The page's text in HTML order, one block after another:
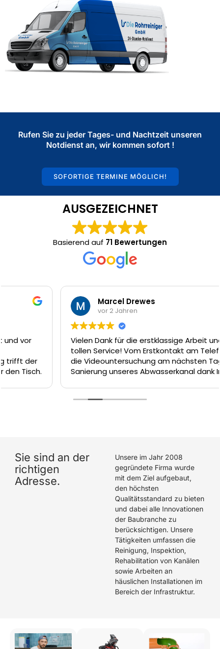
Rufen Sie zu jeder Tages- und Nachtzeit unseren
Notdienst an, wir kommen sofort !
SOFORTIGE TERMINE MÖGLICH!
AUSGEZEICHNET
Basierend auf 71 Bewertungen
Marcel Drewes
vor 2 Jahren
Vielen Dank für die erstklassige Arbeit und den
tollen Service! Vom Erstkontakt am Telefon, über
die Videountersuchung am nächsten Tag und die
Sanierung unseres Abwasserkanal dank Inliner-
Technik am Tag darauf hätte es nicht besser
hat eine hervorragende Arbeit geleistet. Wir können
Sie sind an der
richtigen
Adresse.
Unsere im Jahr 2008
gegründete Firma wurde
mit dem Ziel aufgebaut,
den höchsten
Qualitätsstandard zu bieten
und dabei alle Innovationen
der Baubranche zu
berücksichtigen. Unsere
Tätigkeiten umfassen die
Reinigung, Inspektion,
Rehabilitation von Kanälen
sowie Arbeiten an
häuslichen Installationen im
Bereich der Infrastruktur.